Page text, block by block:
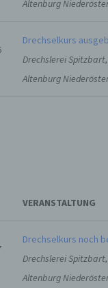
Altenburg
Drechselkurs
Drechslerei
Altenburg
VERANSTALTUNG
Drechselkurs noch
Drechslerei
Altenburg
Verfahren
jede solche
mit
das Erheben, das
oder eine andere
den Abgleich
der Verarbeitung
gespeicherter
Daten mit